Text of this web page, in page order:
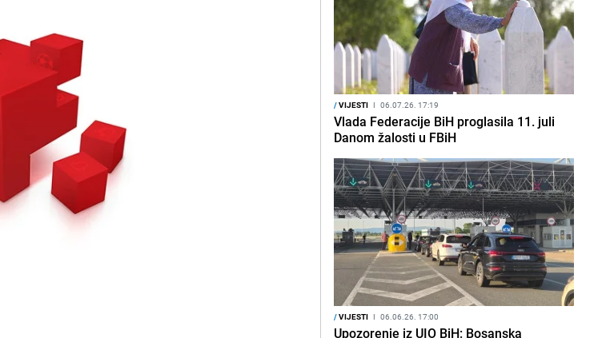
/VIJESTI I 06.07.26. 17:19
Vlada Federacije BiH proglasila 11. juli
Danom žalosti u FBiH
/VIJESTI I 06.06.26. 17:00
Upozorenje iz UIO BiH: Bosanska